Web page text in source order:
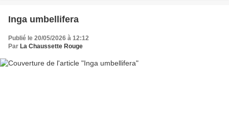
Inga umbellifera
Publié le 20/05/2026 à 12:12
Par La Chaussette Rouge